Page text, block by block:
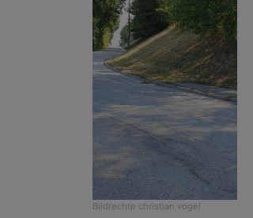
Bildrechte christian vogel